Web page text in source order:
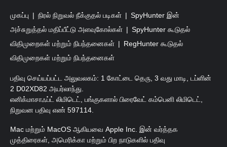
முகப்பு நிரல் நிறுவல் நீக்குதல் படிகள்
SpyHunter இன்
அச்சுறுத்தல் மதிப்பீட்டு அளவுகோல்கள்
SpyHunter கூடுதல்
விதிமுறைகள் மற்றும் நிபந்தனைகள்
RegHunter கூடுதல்
விதிமுறைகள் மற்றும் நிபந்தனைகள்
பதிவு செய்யப்பட்ட அலுவலகம்: 1 கோட்டை தெரு, 3 வது மாடி, டப்ளின்
2 D02XD82 அயர்லாந்து.
எனிக்மாசாஃப்ட் லிமிடெட், பங்குகளால் பிரைவேட் கம்பெனி லிமிடெட்,
நிறுவன பதிவு எண் 597114.
Mac மற்றும் MacOS ஆகியவை Apple Inc. இன் வர்த்தக
முத்திரைகள், அமெரிக்கா மற்றும் பிற நாடுகளில் பதிவு